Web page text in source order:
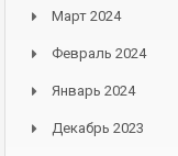
Март 2024
Февраль 2024
Январь 2024
Декабрь 2023